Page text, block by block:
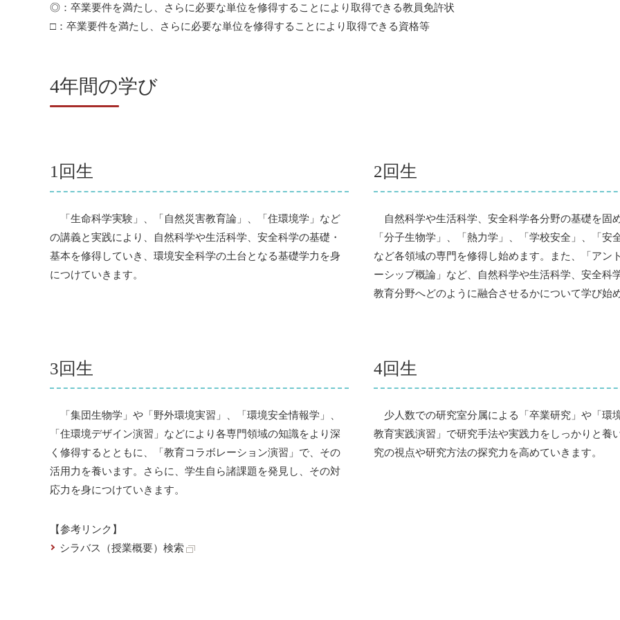
◎：卒業要件を満たし、さらに必要な単位を修得することにより取得できる教員免許状
□：卒業要件を満たし、さらに必要な単位を修得することにより取得できる資格等
4年間の学び
1回生
「生命科学実験」、「自然災害教育論」、「住環境学」など
の講義と実践により、自然科学や生活科学、安全科学の基礎・
基本を修得していき、環境安全科学の土台となる基礎学力を身
につけていきます。
2回生
自然科学や生活科学、安全科学各分野の基礎を固め
「分子生物学」、「熱力学」、「学校安全」、「安
など各領域の専門を修得し始めます。また、「アン
ーシップ概論」など、自然科学や生活科学、安全科
教育分野へどのように融合させるかについて学び始
3回生
「集団生物学」や「野外環境実習」、「環境安全情報学」、
「住環境デザイン演習」などにより各専門領域の知識をより深
く修得するとともに、「教育コラボレーション演習」で、その
活用力を養います。さらに、学生自ら諸課題を発見し、その対
応力を身につけていきます。
4回生
少人数での研究室分属による「卒業研究」や「環
教育実践演習」で研究手法や実践力をしっかりと養
究の視点や研究方法の探究力を高めていきます。
【参考リンク】
シラバス（授業概要）検索